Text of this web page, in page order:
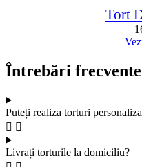
Tort
Întrebări frecvente
Puteți realiza torturi
Livrați torturile la domiciliu?